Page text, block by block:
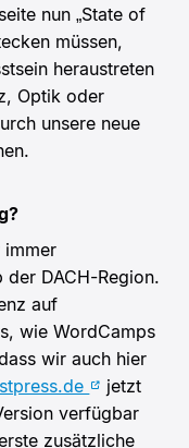
nun „State of
müssen,
heraustreten
Optik oder
unsere neue
immer
DACH-Region.
auf
wie WordCamps
wir auch hier
jetzt
verfügbar
zusätzliche